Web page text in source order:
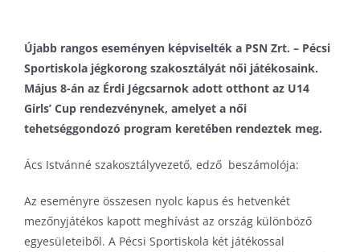
Pump track pálya
Tornacsarnok
Várkői Ferenc Diáksport Központ
Labdarúgás
Lövészet
Rövidpályás gyorskorcsolya
Szinkronúszás
Úszás
Vízilabda
Technikai sportok
Tenisz
Triatlon
Újabb rangos eseményen képviselték a PSN Zrt. – Pécsi
Sportiskola jégkorong szakosztályát női játékosaink.
Május 8-án az Érdi Jégcsarnok adott otthont az U14
Girls’ Cup rendezvénynek, amelyet a női
tehetséggondozó program keretében rendeztek meg.
Ács Istvánné szakosztályvezető, edző beszámolója:
Az eseményre összesen nyolc kapus és hetvenkét
mezőnyjátékos kapott meghívást az ország különböző
egyesületeiből. A Pécsi Sportiskola két játékossal